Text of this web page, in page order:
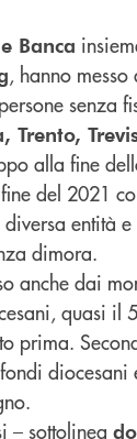
Banca
, hanno
senza
Trento,
alla fine
del 2021
entità
dimora.
anche dai
quasi il
prima.
– sottolinea